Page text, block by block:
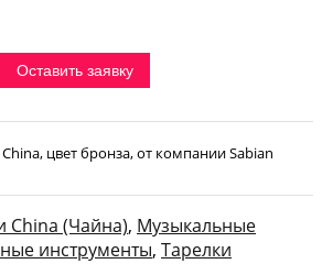
Оставить заявку
China, цвет бронза, от компании Sabian
China (Чайна), Музыкальные
инструменты, Тарелки